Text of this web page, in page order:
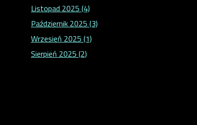
Listopad 2025 (4)
Październik 2025 (3)
Wrzesień 2025 (1)
Sierpień 2025 (2)